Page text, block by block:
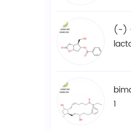
(-)
1